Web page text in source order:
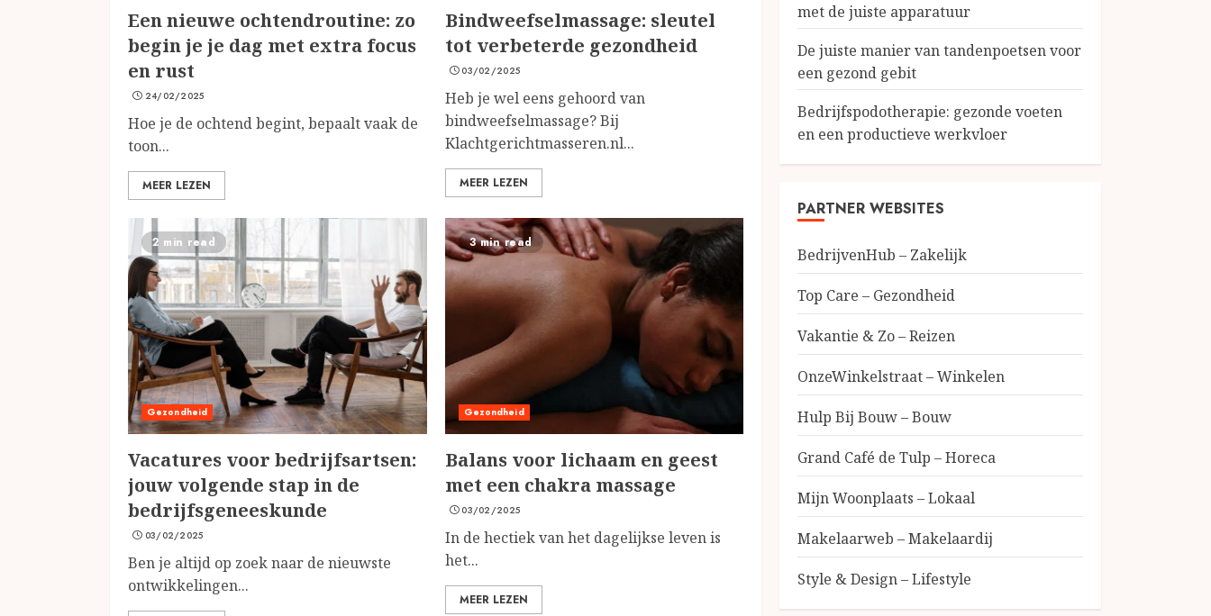
Een nieuwe ochtendroutine: zo
begin je je dag met extra focus
en rust
24/02/2025
Hoe je de ochtend begint, bepaalt vaak de
toon...
MEER LEZEN
Bindweefselmassage: sleutel
tot verbeterde gezondheid
03/02/2025
Heb je wel eens gehoord van
bindweefselmassage? Bij
Klachtgerichtmasseren.nl...
MEER LEZEN
2 min read
Gezondheid
Vacatures voor bedrijfsartsen:
jouw volgende stap in de
bedrijfsgeneeskunde
03/02/2025
Ben je altijd op zoek naar de nieuwste
ontwikkelingen...
3 min read
Gezondheid
Balans voor lichaam en geest
met een chakra massage
03/02/2025
In de hectiek van het dagelijkse leven is
het...
MEER LEZEN
met de juiste apparatuur
De juiste manier van tandenpoetsen voor
een gezond gebit
Bedrijfspodotherapie: gezonde voeten
en een productieve werkvloer
PARTNER WEBSITES
BedrijvenHub – Zakelijk
Top Care – Gezondheid
Vakantie & Zo – Reizen
OnzeWinkelstraat – Winkelen
Hulp Bij Bouw – Bouw
Grand Café de Tulp – Horeca
Mijn Woonplaats – Lokaal
Makelaarweb – Makelaardij
Style & Design – Lifestyle